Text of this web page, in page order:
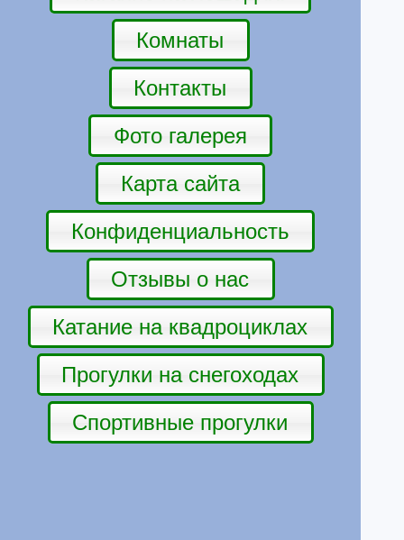
Комнаты
Контакты
Фото галерея
Карта сайта
Конфиденциальность
Отзывы о нас
Катание на квадроциклах
Прогулки на снегоходах
Спортивные прогулки